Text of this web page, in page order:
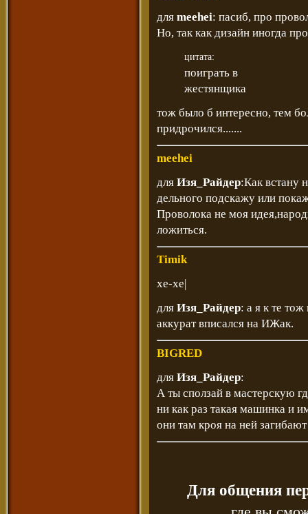
для meehei: пасиб, про
Но, так как дизайн иногда
цитата:
поиграть в
жестянщика
тож было б интересно, тем
придрочился.......
meehei
для Изя_Райдер:Как встану
дельного подскажу или
Проволока не моя
ложиться.
Timik
хе-хе|
для Изя_Райдер: а я к те тож
аккурат вписался на ИЖак.
BIGRED
для Изя_Райдер:
А ты сползай в мастерскую
ни как раз такая машинка и
они там кроя на ней загибают
Для общения